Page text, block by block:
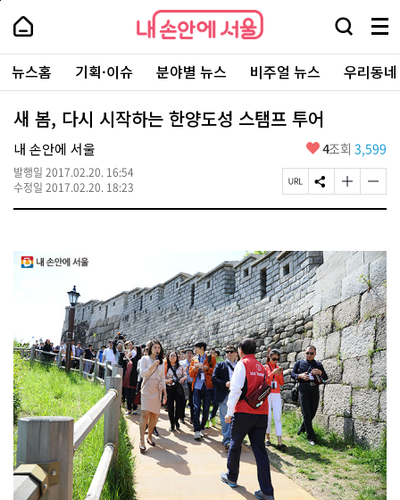
본
로
가
내
손
안
에
서
울
-
서
울
시
대
표
소
털
내
손
에
울
검
창
열
기
메
뉴
전
체
보
주
요
서
뉴스홈 기획·이슈 분야별 뉴스 비주얼 뉴스 우리동
새 봄, 다시 시작하는 한양도성 스탬프 투어
내 손안에 서울
발행일 2017.02.20. 16:54
수정일 2017.02.20. 18:23
좋
요
4조회 3,599
페
이
R
L
복
사
S
N
유
하
기
글
자
크
게
변
경
하
기
글
자
작
게
변
경
하
기
페
상
단
로